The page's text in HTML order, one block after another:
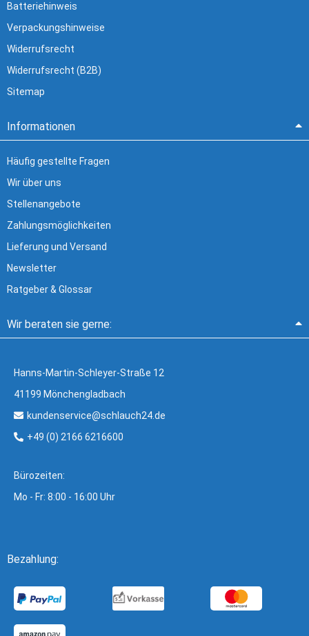
Batteriehinweis
Verpackungshinweise
Widerrufsrecht
Widerrufsrecht (B2B)
Sitemap
Informationen
Häufig gestellte Fragen
Wir über uns
Stellenangebote
Zahlungsmöglichkeiten
Lieferung und Versand
Newsletter
Ratgeber & Glossar
Wir beraten sie gerne:
Hanns-Martin-Schleyer-Straße 12
41199 Mönchengladbach
kundenservice@schlauch24.de
+49 (0) 2166 6216600
Bürozeiten:
Mo - Fr: 8:00 - 16:00 Uhr
Bezahlung: